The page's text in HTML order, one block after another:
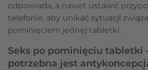
odpowiada, a nawet ustawić
telefonie, aby unikać sytuacji
pominięciem jednej tabletki.
Seks po pominięciu tabletki
potrzebna jest